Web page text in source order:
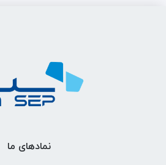
نمادهای ما